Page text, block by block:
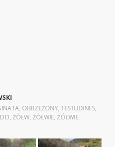
, OBRZEŻONY,TESTUDINES,
,ŻÓŁW,ŻÓŁWIE,ŻÓŁWIE